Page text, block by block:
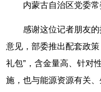
内蒙古自治区党委
感谢这位记者朋友
意见，部委推出配套政
礼包”，含金量高、针对
施，也与能源资源有关